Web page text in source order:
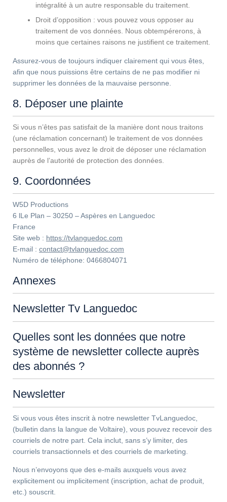
intégralité à un autre responsable du traitement.
Droit d’opposition : vous pouvez vous opposer au
traitement de vos données. Nous obtempérerons, à
moins que certaines raisons ne justifient ce traitement.
Assurez-vous de toujours indiquer clairement qui vous êtes,
afin que nous puissions être certains de ne pas modifier ni
supprimer les données de la mauvaise personne.
8. Déposer une plainte
Si vous n’êtes pas satisfait de la manière dont nous traitons
(une réclamation concernant) le traitement de vos données
personnelles, vous avez le droit de déposer une réclamation
auprès de l’autorité de protection des données.
9. Coordonnées
W5D Productions
6 lLe Plan – 30250 – Aspères en Languedoc
France
Site web : https://tvlanguedoc.com
E-mail : contact@tvlanguedoc.com
Numéro de téléphone: 0466804071
Annexes
Newsletter Tv Languedoc
Quelles sont les données que notre
système de newsletter collecte auprès
des abonnés ?
Newsletter
Si vous vous êtes inscrit à notre newsletter TvLanguedoc,
(bulletin dans la langue de Voltaire), vous pouvez recevoir des
courriels de notre part. Cela inclut, sans s’y limiter, des
courriels transactionnels et des courriels de marketing.
Nous n’envoyons que des e-mails auxquels vous avez
explicitement ou implicitement (inscription, achat de produit,
etc.) souscrit.